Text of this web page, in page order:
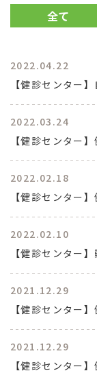
全て
2022.04.22
【健診センター
2022.03.24
【健診センター
2022.02.18
【健診センター
2022.02.10
【健診センター
2021.12.29
【健診センター
2021.12.29
【健診センター